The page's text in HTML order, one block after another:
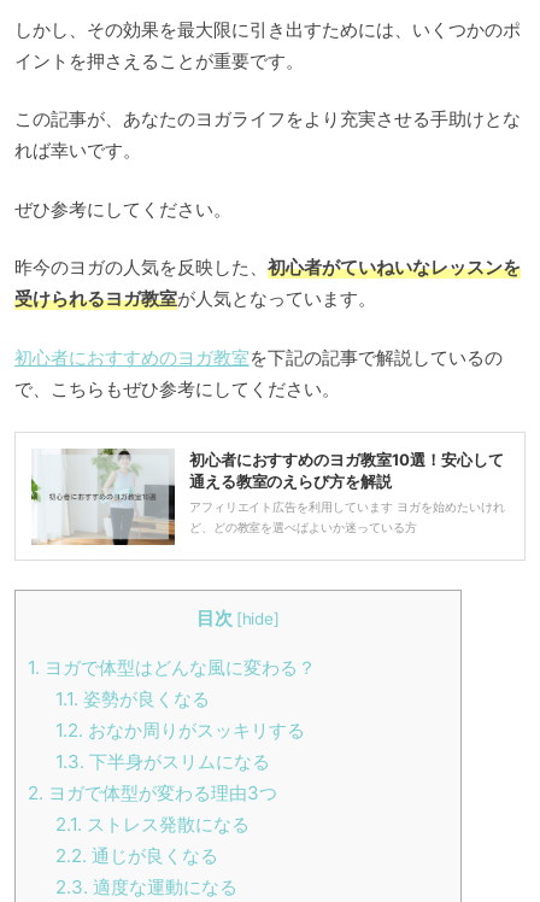
しかし、その効果を最大限に引き出すためには、いくつかのポ
イントを押さえることが重要です。
この記事が、あなたのヨガライフをより充実させる手助けとな
れば幸いです。
ぜひ参考にしてください。
昨今のヨガの人気を反映した、 初心者がていねいなレッスンを
受けられるヨガ教室が人気となっています。
初心者におすすめのヨガ教室を下記の記事で解説しているの
で、こちらもぜひ参考にしてください。
初心者におすすめのヨガ教室10選！安心して
通える教室のえらび方を解説
アフィリエイト広告を利用しています ヨガを始めたいけれ
ど、どの教室を選べばよいか迷っている方
目次 [hide]
1. ヨガで体型はどんな風に変わる？
1.1. 姿勢が良くなる
1.2. おなか周りがスッキリする
1.3. 下半身がスリムになる
2. ヨガで体型が変わる理由3つ
2.1. ストレス発散になる
2.2. 通じが良くなる
2.3. 適度な運動になる